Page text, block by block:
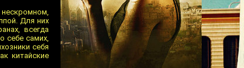
нескромном,
Для них
всегда
себе самих,
себя
китайские